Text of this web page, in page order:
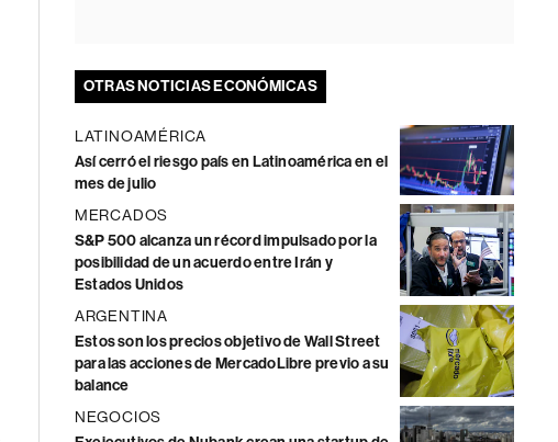
OTRAS NOTICIAS ECONÓMICAS
LATINOAMÉRICA
Así cerró el riesgo país en Latinoamérica en el
mes de julio
MERCADOS
S&P 500 alcanza un récord impulsado por la
posibilidad de un acuerdo entre Irán y
Estados Unidos
ARGENTINA
Estos son los precios objetivo de Wall Street
para las acciones de MercadoLibre previo a su
balance
NEGOCIOS